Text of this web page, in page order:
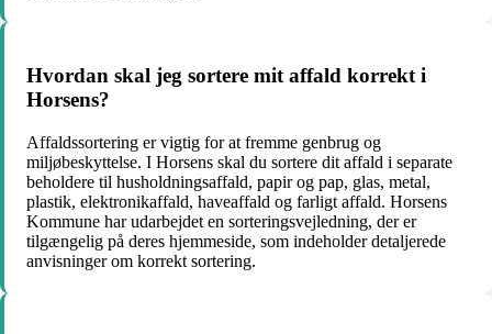
Hvordan skal jeg sortere mit affald korrekt i
Horsens?
Affaldssortering er vigtig for at fremme genbrug og
miljøbeskyttelse. I Horsens skal du sortere dit affald i separate
beholdere til husholdningsaffald, papir og pap, glas, metal,
plastik, elektronikaffald, haveaffald og farligt affald. Horsens
Kommune har udarbejdet en sorteringsvejledning, der er
tilgængelig på deres hjemmeside, som indeholder detaljerede
anvisninger om korrekt sortering.